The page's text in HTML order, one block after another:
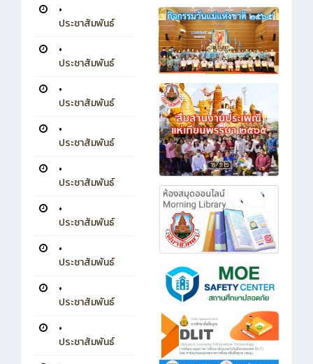
•
ประชาสัมพันธ์
•
ประชาสัมพันธ์
•
ประชาสัมพันธ์
•
ประชาสัมพันธ์
•
ประชาสัมพันธ์
•
ประชาสัมพันธ์
•
ประชาสัมพันธ์
•
ประชาสัมพันธ์
•
ประชาสัมพันธ์